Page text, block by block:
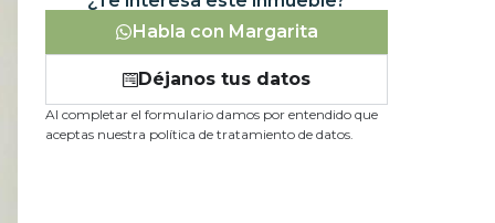
Habla con Margarita
Déjanos tus datos
Al completar el formulario damos por entendido que
aceptas nuestra política de tratamiento de datos.